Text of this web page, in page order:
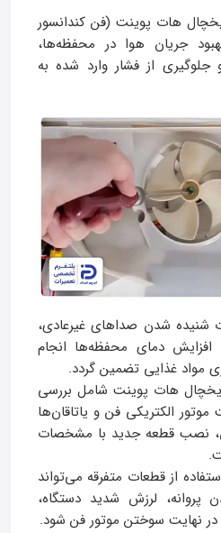
هات پوینت (فن کندانسور
جریان هوا در محفظه‌ها،
از فشار وارد شده به
شنیده شدن صداهای غیرعادی،
افزایش دمای محفظه‌ها انجام
مواد غذایی تضمین گردد.
هات پوینت شامل بررسی
الکتریکی فن و یاتاقان‌ها
نصب قطعه جدید با مشخصات
از قطعات متفرقه می‌تواند
پروانه، لرزش شدید دستگاه،
نهایت سوختن موتور فن شود.